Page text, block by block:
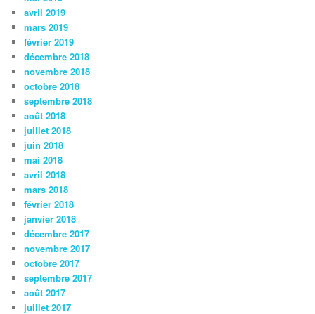
avril 2019
mars 2019
février 2019
décembre 2018
novembre 2018
octobre 2018
septembre 2018
août 2018
juillet 2018
juin 2018
mai 2018
avril 2018
mars 2018
février 2018
janvier 2018
décembre 2017
novembre 2017
octobre 2017
septembre 2017
août 2017
juillet 2017